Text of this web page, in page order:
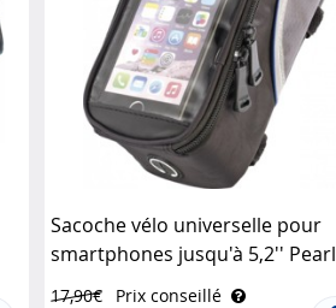
Sacoche vélo universelle pour
smartphones jusqu'à 5,2'' Pearl
17,90€ Prix conseillé